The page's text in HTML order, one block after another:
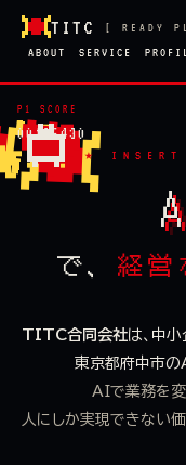
TITC [ READY
ABOUT SERVICE
P1 SCORE
00186430
で、 経営
TITC合同会社は、中
東京都府中市の
AIで業務を変
人にしか実現できない